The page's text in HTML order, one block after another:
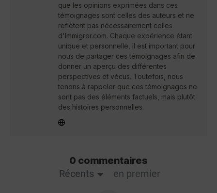
que les opinions exprimées dans ces
témoignages sont celles des auteurs et ne
reflètent pas nécessairement celles
d'Immigrer.com. Chaque expérience étant
unique et personnelle, il est important pour
nous de partager ces témoignages afin de
donner un aperçu des différentes
perspectives et vécus. Toutefois, nous
tenons à rappeler que ces témoignages ne
sont pas des éléments factuels, mais plutôt
des histoires personnelles.
0 commentaires
Récents
en premier